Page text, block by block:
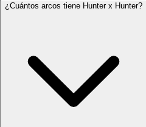
¿Cuántos arcos tiene Hunter x Hunter?